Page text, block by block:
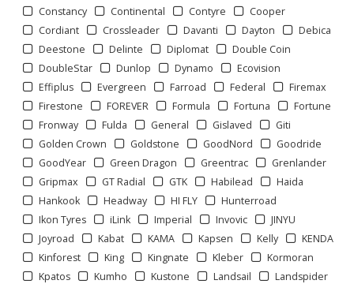
Constancy
Continental Contyre
Cooper
Cordiant
Crossleader Davanti Dayton
Debica
Deestone
Delinte Diplomat
Double Coin
DoubleStar
Dunlop Dynamo
Ecovision
Effiplus
Evergreen Farroad Federal
Firemax
Firestone
FOREVER Formula Fortuna
Fortune
Fronway
Fulda General Gislaved
Giti
Golden Crown
Goldstone GoodNord
Goodride
GoodYear
Green Dragon Greentrac
Grenlander
Gripmax
GT Radial GTK Habilead
Haida
Hankook
Headway HI FLY
Hunterroad
Ikon Tyres
iLink Imperial Invovic
JINYU
Joyroad
Kabat KAMA Kapsen Kelly
KENDA
Kinforest
King Kingnate Kleber
Kormoran
Kpatos
Kumho Kustone Landsail
Landspider